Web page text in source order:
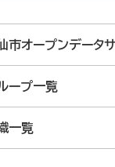
市オープンデータ
ープ一覧
一覧
幼児・小中高